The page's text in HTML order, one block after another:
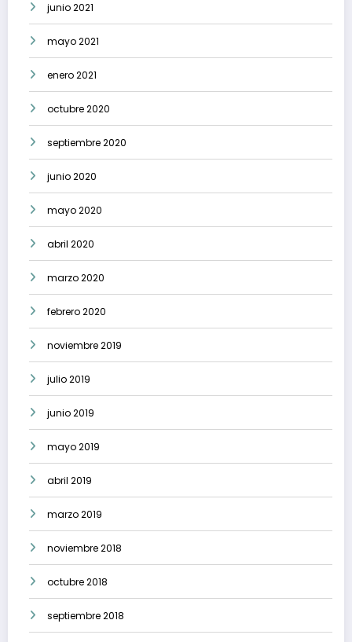
junio 2021
mayo 2021
enero 2021
octubre 2020
septiembre 2020
junio 2020
mayo 2020
abril 2020
marzo 2020
febrero 2020
noviembre 2019
julio 2019
junio 2019
mayo 2019
abril 2019
marzo 2019
noviembre 2018
octubre 2018
septiembre 2018